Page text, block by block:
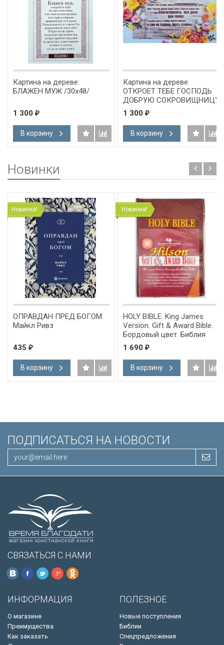
Картина на дереве:
БЛАЖЕН МУЖ /30х48/
1 300 ₽
В корзину
Картина на дереве:
ОТКРОЕТ ТЕБЕ ГОСПОДЬ
ДОБРУЮ СОКРОВИЩНИЦУ
СВОЮ /30х48/
1 300 ₽
В корзину
Новинки
Новинка!
ОПРАВДАН ПРЕД БОГОМ.
Майкл Ривз
435 ₽
В корзину
Новинка!
HOLY BIBLE. King James
Version. Gift & Award Bible.
Бордовый цвет. Библия
Короля Иакова на
английском языке.
Словарь, карты, закладка,
подарочная вкладка, слова
Иисуса выделены красным
1 690 ₽
В корзину
ПОДПИСАТЬСЯ НА НОВОСТИ
СВЯЗАТЬСЯ С НАМИ
ИНФОРМАЦИЯ
О магазине
Преимущества
Как заказать
ПОЛЕЗНОЕ
Новые поступления
Библии
Спецпредложения